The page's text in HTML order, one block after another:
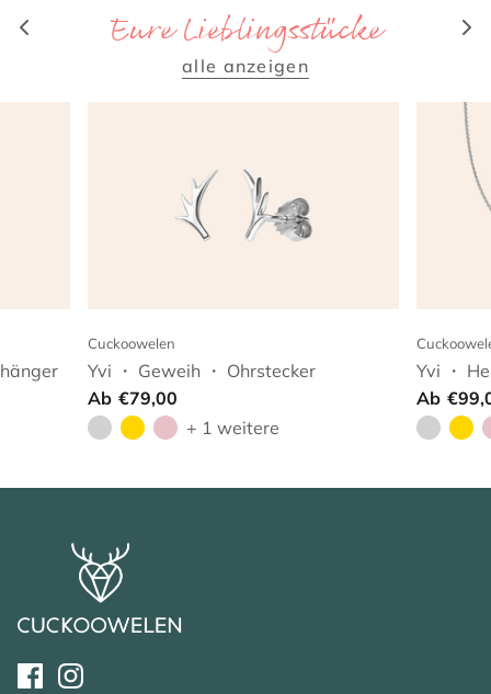
Eure Lieblingsstücke
alle anzeigen
Cuckoowelen
Yvi ・ Geweih ・ Ohrstecker
Ab €79,00
+ 1 weitere
Yvi ・
Ab